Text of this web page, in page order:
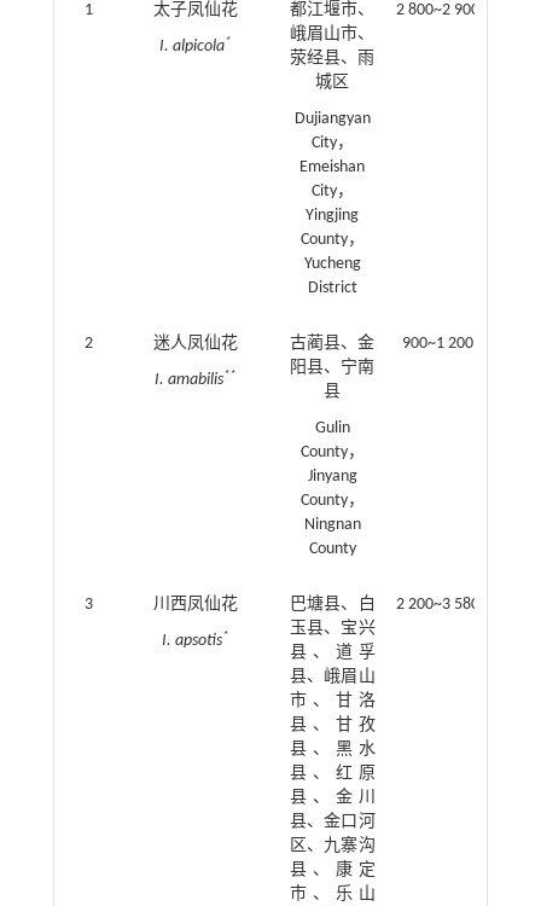
1
太子凤仙花
I. alpicola*
都江堰市、
峨眉山市、
荥经县、雨
城区
Dujiangyan
City，
Emeishan
City，
Yingjing
County，
Yucheng
District
2 800~2 900
2
迷人凤仙花
I. amabilis**
古蔺县、金
阳县、宁南
县
Gulin
County，
Jinyang
County，
Ningnan
County
900~1 200
3
川西凤仙花
I. apsotis*
巴塘县、白
玉县、宝兴
县、道孚
县、峨眉山
市、甘洛
县、甘孜
县、黑水
县、红原
县、金川
县、金口河
区、九寨沟
县、康定
市、乐山
2 200~3 580